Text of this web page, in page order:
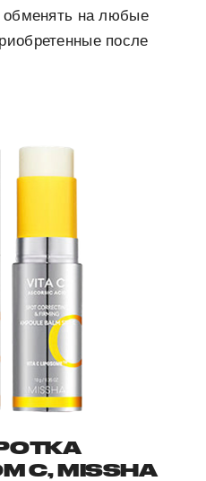
на любые
после
C, MISSHA